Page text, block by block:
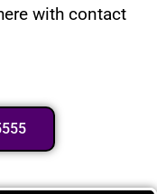
with contact